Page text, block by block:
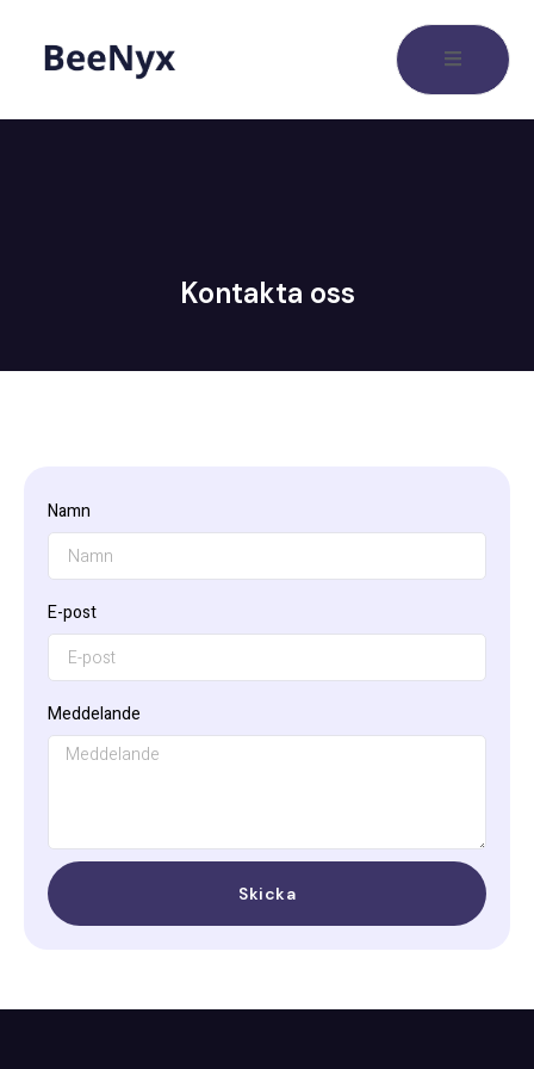
Kontakta oss
Namn
E-post
Meddelande
Skicka